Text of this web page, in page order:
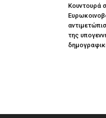
Κουντουρά
της